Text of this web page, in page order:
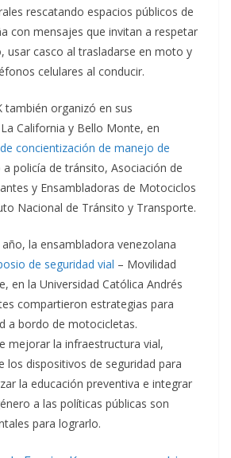
rescatando espacios públicos de
con mensajes que invitan a respetar
usar casco al trasladarse en moto y
celulares al conducir.
también organizó en sus
California y Bello Monte, en
concientización de manejo de
a policía de tránsito, Asociación de
y Ensambladoras de Motociclos
Nacional de Tránsito y Transporte.
la ensambladora venezolana
de seguridad vial – Movilidad
en la Universidad Católica Andrés
compartieron estrategias para
a bordo de motocicletas.
mejorar la infraestructura vial,
los dispositivos de seguridad para
la educación preventiva e integrar
a las políticas públicas son
para lograrlo.